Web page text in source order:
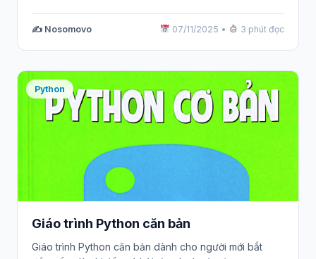
✍️ Nosomovo 07/11/2025 • 3 phút đọc
Python
Giáo trình Python căn bản
Giáo trình Python căn bản dành cho người mới bắt